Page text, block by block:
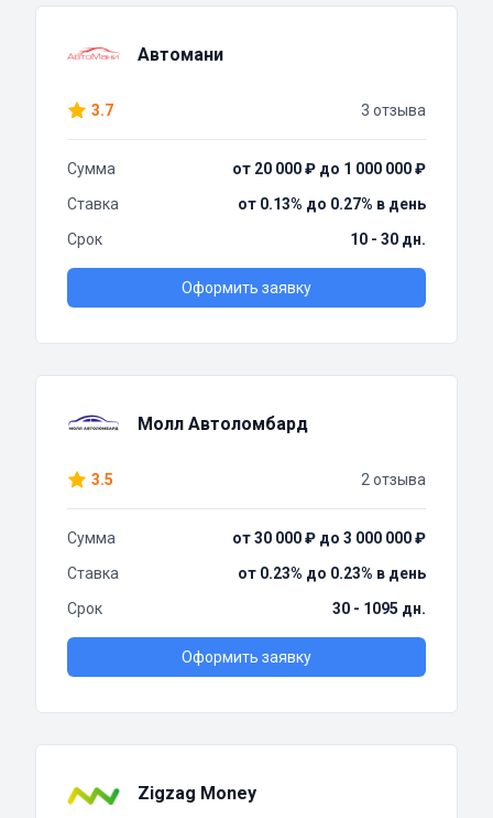
Автомани
3.7 3 отзыва
Сумма
от 20 000 ₽ до 1 000 000 ₽
Ставка
от 0.13% до 0.27% в день
Срок
10 - 30 дн.
Оформить заявку
Молл Автоломбард
3.5 2 отзыва
Сумма
от 30 000 ₽ до 3 000 000 ₽
Ставка
от 0.23% до 0.23% в день
Срок
30 - 1095 дн.
Оформить заявку
Zigzag Money